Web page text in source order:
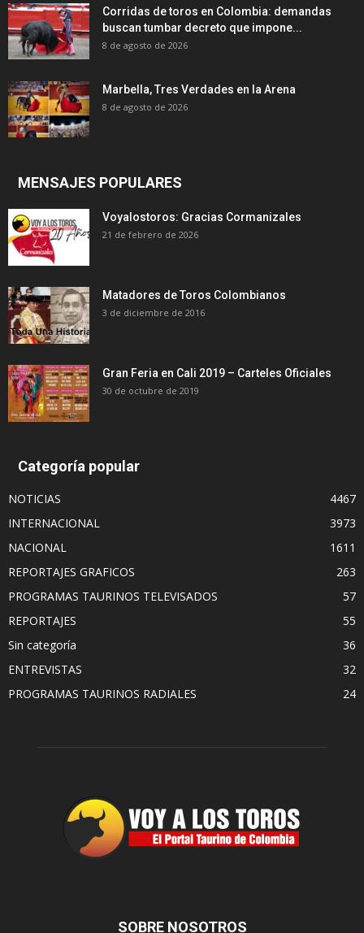
Corridas de toros en Colombia: demandas
buscan tumbar decreto que impone...
8 de agosto de 2026
Marbella, Tres Verdades en la Arena
8 de agosto de 2026
MENSAJES POPULARES
Voyalostoros: Gracias Cormanizales
21 de febrero de 2026
Matadores de Toros Colombianos
3 de diciembre de 2016
Gran Feria en Cali 2019 – Carteles Oficiales
30 de octubre de 2019
Categoría popular
NOTICIAS
4467
INTERNACIONAL
3973
NACIONAL
1611
REPORTAJES GRAFICOS
263
PROGRAMAS TAURINOS TELEVISADOS
57
REPORTAJES
55
Sin categoría
36
ENTREVISTAS
32
PROGRAMAS TAURINOS RADIALES
24
SOBRE NOSOTROS